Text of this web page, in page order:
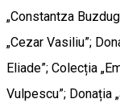
„Constantza
„Cezar Vasiliu”;
Eliade”; Colecția
Vulpescu”; Donația